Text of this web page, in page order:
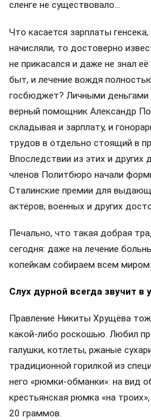
сленге не существовало…
Что касается зарплаты
начисляли, то достоверно
не прикасался и даже не знал
быт, и лечение вождя
госбюджет? Личными деньгами
верный помощник Александр
складывая и зарплату, и
трудов в отдельно стоящий в
Впоследствии из этих и других
членов Политбюро начали
Сталинские премии для
актёров, военных и других
Печально, что такая добрая
сегодня: даже на лечение
копейкам собираем всем
Слух дурной всегда звучит в
Правление Никиты Хрущёва
какой-либо роскошью. Любил
галушки, котлеты, ржаные
традиционной горилкой из
него «рюмки-обманки»: на вид
крестьянская рюмка «на
20 граммов.